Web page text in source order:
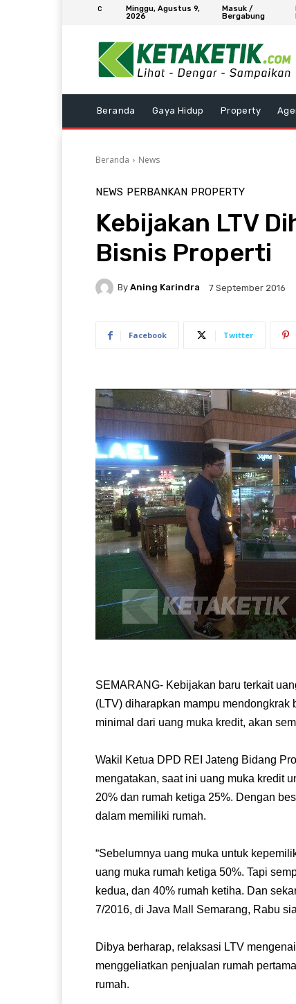
C
Minggu, Agustus 9,
2026
Masuk /
Bergabung
Beranda Gaya Hidup Property
Beranda News
NEWS PERBANKAN PROPERTY
Kebijakan LTV
Bisnis Properti
By Aning Karindra 7 September 2016
Facebook Twitter
SEMARANG- Kebijakan baru terkait
(LTV) diharapkan mampu
minimal dari uang muka kredit, akan
Wakil Ketua DPD REI Jateng Bidang
mengatakan, saat ini uang muka kredit
20% dan rumah ketiga 25%. Dengan
dalam memiliki rumah.
“Sebelumnya uang muka untuk
uang muka rumah ketiga 50%. Tapi
kedua, dan 40% rumah ketiha. Dan
7/2016, di Java Mall Semarang, Rabu
Dibya berharap, relaksasi LTV
menggeliatkan penjualan rumah
rumah.